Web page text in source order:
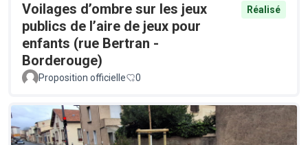
Voilages d’ombre sur les jeux
publics de l’aire de jeux pour
enfants (rue Bertran -
Borderouge)
Réalisé
Proposition officielle 0